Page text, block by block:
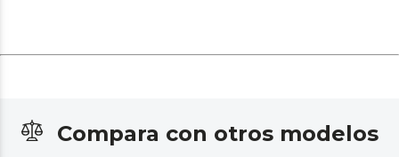
Compara con otros modelos